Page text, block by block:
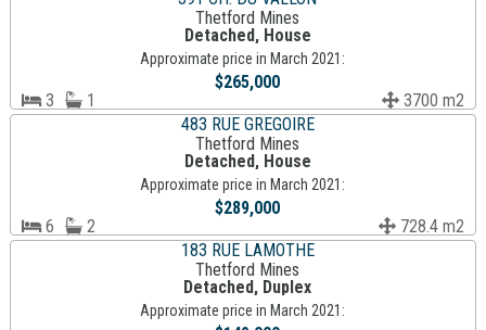
Thetford Mines
Detached, House
Approximate price in March 2021:
$265,000
3
1
3700 m2
483 RUE GREGOIRE
Thetford Mines
Detached, House
Approximate price in March 2021:
$289,000
6
2
728.4 m2
183 RUE LAMOTHE
Thetford Mines
Detached, Duplex
Approximate price in March 2021: